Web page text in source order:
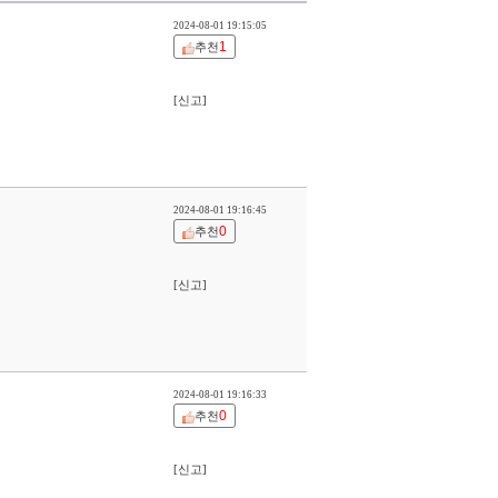
2024-08-01 19:15:05
추천1
[신고]
2024-08-01 19:16:45
추천0
[신고]
2024-08-01 19:16:33
추천0
[신고]